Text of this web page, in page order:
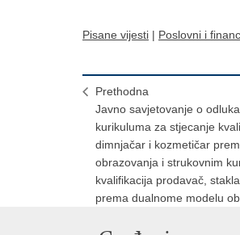
Pisane vijesti | Poslovni i
Prethodna
Javno savjetovanje o
kurikuluma za stjecanje
dimnjačar i kozmetičar
obrazovanja i strukovnim
kvalifikacija prodavač,
prema dualnome modelu